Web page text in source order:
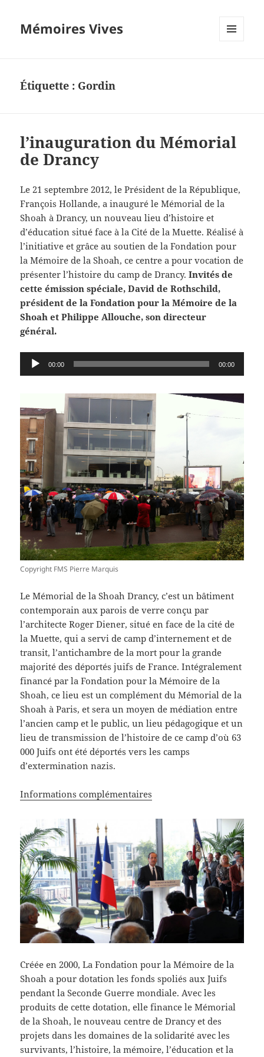
Mémoires Vives
Étiquette : Gordin
l’inauguration du Mémorial
de Drancy
Le 21 septembre 2012, le Président de la République,
François Hollande, a inauguré le Mémorial de la
Shoah à Drancy, un nouveau lieu d’histoire et
d’éducation situé face à la Cité de la Muette. Réalisé à
l’initiative et grâce au soutien de la Fondation pour
la Mémoire de la Shoah, ce centre a pour vocation de
présenter l’histoire du camp de Drancy.Invités de
cette émission spéciale, David de Rothschild,
président de la Fondation pour la Mémoire de la
Shoah et Philippe Allouche, son directeur
général.
Lecteur
audio
00:00 00:00
Copyright FMS Pierre Marquis
Le Mémorial de la Shoah Drancy, c’est un bâtiment
contemporain aux parois de verre conçu par
l’architecte Roger Diener, situé en face de la cité de
la Muette, qui a servi de camp d’internement et de
transit, l’antichambre de la mort pour la grande
majorité des déportés juifs de France. Intégralement
financé par la Fondation pour la Mémoire de la
Shoah, ce lieu est un complément du Mémorial de la
Shoah à Paris, et sera un moyen de médiation entre
l’ancien camp et le public, un lieu pédagogique et un
lieu de transmission de l’histoire de ce camp d’où 63
000 Juifs ont été déportés vers les camps
d’extermination nazis.
Informations complémentaires
Créée en 2000, La Fondation pour la Mémoire de la
Shoah a pour dotation les fonds spoliés aux Juifs
pendant la Seconde Guerre mondiale. Avec les
produits de cette dotation, elle finance le Mémorial
de la Shoah, le nouveau centre de Drancy et des
projets dans les domaines de la solidarité avec les
survivants, l’histoire, la mémoire, l’éducation et la